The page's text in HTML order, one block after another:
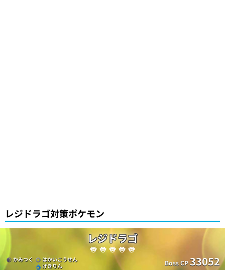
レジドラゴ対策ポケモン
レジドラゴ
かみつく
はかいこうせん
げきりん
Boss CP33052